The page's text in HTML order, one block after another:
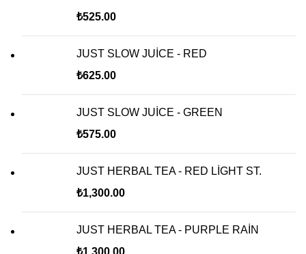
₺525.00
JUST SLOW JUİCE - RED
₺625.00
JUST SLOW JUİCE - GREEN
₺575.00
JUST HERBAL TEA - RED LİGHT ST.
₺1,300.00
JUST HERBAL TEA - PURPLE RAİN
₺1,300.00